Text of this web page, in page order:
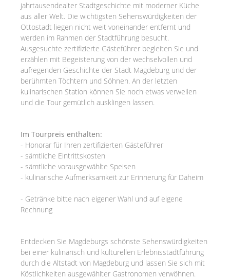
jahrtausendealter Stadtgeschichte mit moderner Küche
aus aller Welt. Die wichtigsten Sehenswürdigkeiten der
Ottostadt liegen nicht weit voneinander entfernt und
werden im Rahmen der Stadtführung besucht.
Ausgesuchte zertifizierte Gästeführer begleiten Sie und
erzählen mit Begeisterung von der wechselvollen und
aufregenden Geschichte der Stadt Magdeburg und der
berühmten Töchtern und Söhnen. An der letzten
kulinarischen Station können Sie noch etwas verweilen
und die Tour gemütlich ausklingen lassen.
Im Tourpreis enthalten:
- Honorar für Ihren zertifizierten Gästeführer
- sämtliche Eintrittskosten
- sämtliche vorausgewählte Speisen
- kulinarische Aufmerksamkeit zur Erinnerung für Daheim
- Getränke bitte nach eigener Wahl und auf eigene
Rechnung
Entdecken Sie Magdeburgs schönste Sehenswürdigkeiten
bei einer kulinarisch und kulturellen Erlebnisstadtführung
durch die Altstadt von Magdeburg und lassen Sie sich mit
Köstlichkeiten ausgewählter Gastronomen verwöhnen.